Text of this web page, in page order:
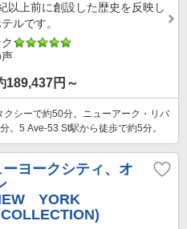
以上前に創設した歴史を反映し
ルです。
189,437円～
シーで約50分。ニューアーク・リバ
。5 Ave-53 St駅から徒歩で約5分。
ヨークシティ、オ
YORK